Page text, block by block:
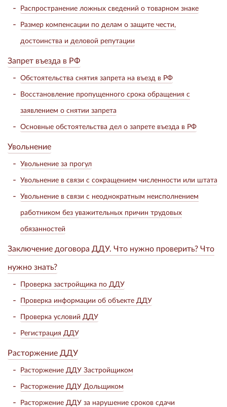
Распространение ложных сведений о товарном знаке
Размер компенсации по делам о защите чести,
достоинства и деловой репутации
Запрет въезда в РФ
Обстоятельства снятия запрета на въезд в РФ
Восстановление пропущенного срока обращения с
заявлением о снятии запрета
Основные обстоятельства дел о запрете въезда в РФ
Увольнение
Увольнение за прогул
Увольнение в связи с сокращением численности или штата
Увольнение в связи с неоднократным неисполнением
работником без уважительных причин трудовых
обязанностей
Заключение договора ДДУ. Что нужно проверить? Что
нужно знать?
Проверка застройщика по ДДУ
Проверка информации об объекте ДДУ
Проверка условий ДДУ
Регистрация ДДУ
Расторжение ДДУ
Расторжение ДДУ Застройщиком
Расторжение ДДУ Дольщиком
Расторжение ДДУ за нарушение сроков сдачи